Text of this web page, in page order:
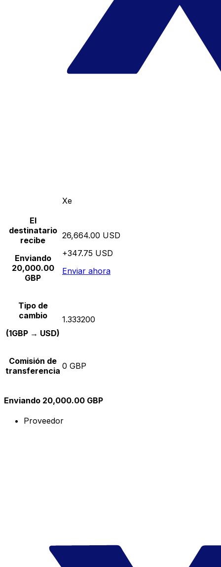
Xe
El
destinatario
recibe
Enviando
20,000.00
GBP
26,664.00 USD
+347.75 USD
Enviar ahora
Tipo de
cambio
(1GBP → USD)
1.333200
Comisión de
transferencia 0 GBP
Enviando 20,000.00 GBP
Proveedor